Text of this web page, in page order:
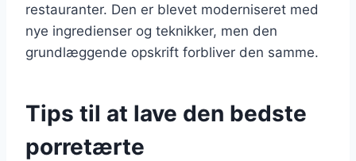
restauranter. Den er blevet moderniseret med
nye ingredienser og teknikker, men den
grundlæggende opskrift forbliver den samme.
Tips til at lave den bedste
porretærte